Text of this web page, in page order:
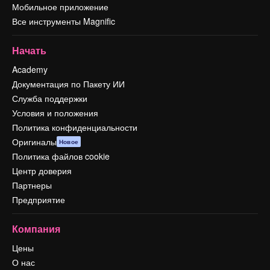
Мобильное приложение
Все инструменты Magnific
Начать
Academy
Документация по Пакету ИИ
Служба поддержки
Условия и положения
Политика конфиденциальности
Оригиналы Новое
Политика файлов cookie
Центр доверия
Партнеры
Предприятие
Компания
Цены
О нас